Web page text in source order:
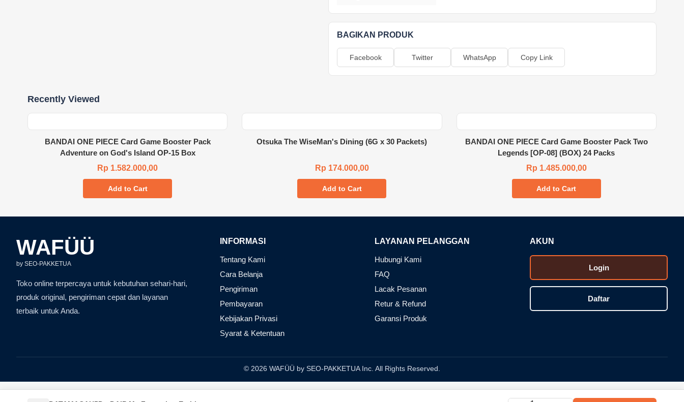
BAGIKAN PRODUK
Facebook Twitter WhatsApp Copy Link
Recently Viewed
BANDAI ONE PIECE Card Game Booster Pack
Adventure on God's Island OP-15 Box
Rp 1.582.000,00
Add to Cart
Otsuka The WiseMan's Dining (6G x 30 Packets)
Rp 174.000,00
Add to Cart
BANDAI ONE PIECE Card Game Booster Pack Two
Legends [OP-08] (BOX) 24 Packs
Rp 1.485.000,00
Add to Cart
WAFÜÜ
by SEO-PAKKETUA
Toko online terpercaya untuk kebutuhan sehari-hari,
produk original, pengiriman cepat dan layanan
terbaik untuk Anda.
INFORMASI
Tentang Kami
Cara Belanja
Pengiriman
Pembayaran
Kebijakan Privasi
Syarat & Ketentuan
LAYANAN PELANGGAN
Hubungi Kami
FAQ
Lacak Pesanan
Retur & Refund
Garansi Produk
AKUN
Login
Daftar
© 2026 WAFÜÜ by SEO-PAKKETUA Inc. All Rights Reserved.